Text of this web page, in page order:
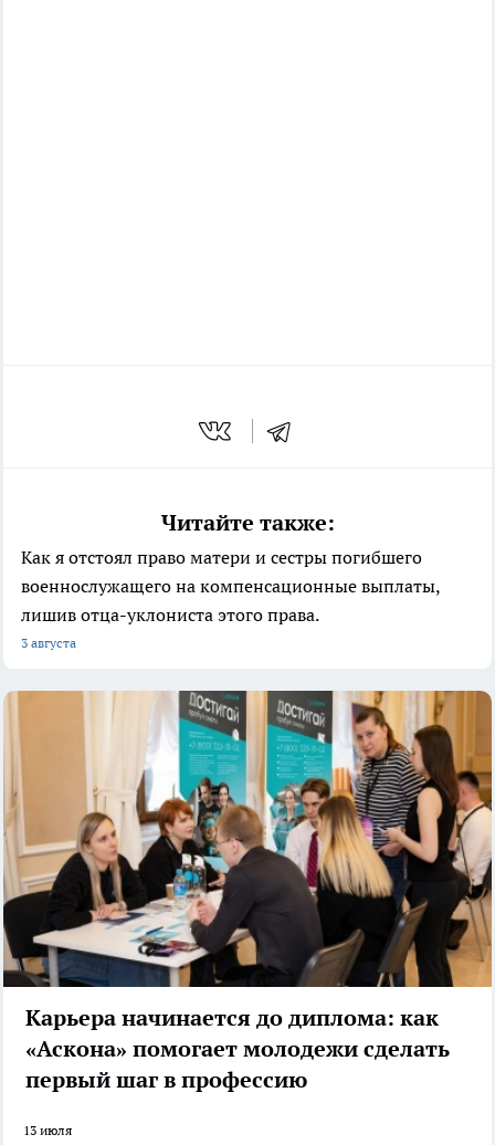
Читайте также:
Как я отстоял право матери и сестры погибшего
военнослужащего на компенсационные выплаты,
лишив отца-уклониста этого права.
3 августа
Карьера начинается до диплома: как
«Аскона» помогает молодежи сделать
первый шаг в профессию
13 июля